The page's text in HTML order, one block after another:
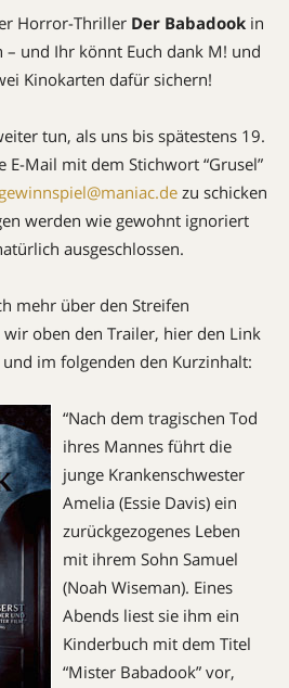
Horror-Thriller Der Babadook in
– und Ihr könnt Euch dank M! und
Kinokarten dafür sichern!
tun, als uns bis spätestens 19.
Mail mit dem Stichwort “Grusel”
gewinnspiel@maniac.de zu schicken
werden wie gewohnt ignoriert
ausgeschlossen.
mehr über den Streifen
oben den Trailer, hier den Link
und im folgenden den Kurzinhalt:
“Nach dem tragischen Tod
ihres Mannes führt die
junge Krankenschwester
Amelia (Essie Davis) ein
zurückgezogenes Leben
mit ihrem Sohn Samuel
(Noah Wiseman). Eines
Abends liest sie ihm ein
Kinderbuch mit dem Titel
“Mister Babadook” vor,